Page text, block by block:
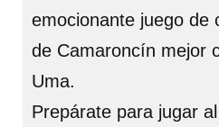
emocionante juego de
de Camaroncín mejor
Uma.
Prepárate para jugar